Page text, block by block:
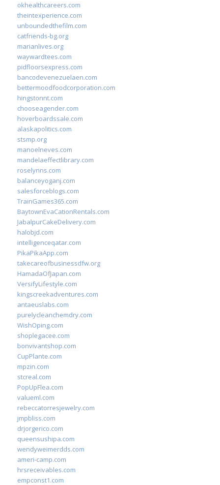
okhealthcareers.com
theintexperience.com
unboundedthefilm.com
catfriends-bg.org
marianlives.org
waywardtees.com
pidfloorsexpress.com
bancodevenezuelaen.com
bettermoodfoodcorporation.com
hingstonnt.com
chooseagender.com
hoverboardssale.com
alaskapolitics.com
stsmp.org
manoelneves.com
mandelaeffectlibrary.com
roselynns.com
balanceyoganj.com
salesforceblogs.com
TrainGames365.com
BaytownEvaCationRentals.com
JabalpurCakeDelivery.com
halobjd.com
intelligenceqatar.com
PikaPikaApp.com
takecareofbusinessdfw.org
HamadaOfJapan.com
VersifyLifestyle.com
kingscreekadventures.com
antaeuslabs.com
purelycleanchemdry.com
WishOping.com
shoplegacee.com
bonvivantshop.com
CupPlante.com
mpzin.com
stcreal.com
PopUpFlea.com
valueml.com
rebeccatorresjewelry.com
jmpbliss.com
drjorgerico.com
queensushipa.com
wendyweimerdds.com
ameri-camp.com
hrsreceivables.com
empconst1.com